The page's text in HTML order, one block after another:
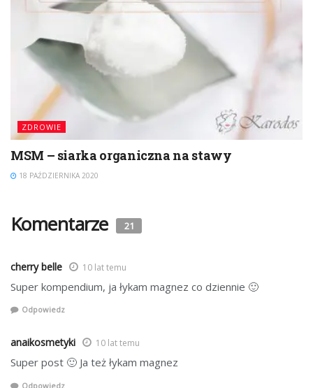
ZDROWIE
MSM – siarka organiczna na stawy
18 PAŹDZIERNIKA 2020
Komentarze 21
cherry belle 10 lat temu
Super kompendium, ja łykam magnez co dziennie 🙂
Odpowiedz
anaikosmetyki 10 lat temu
Super post 🙂 Ja też łykam magnez
Odpowiedz